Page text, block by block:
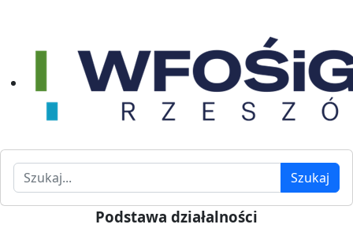
Szukaj Szukaj
Podstawa działalności